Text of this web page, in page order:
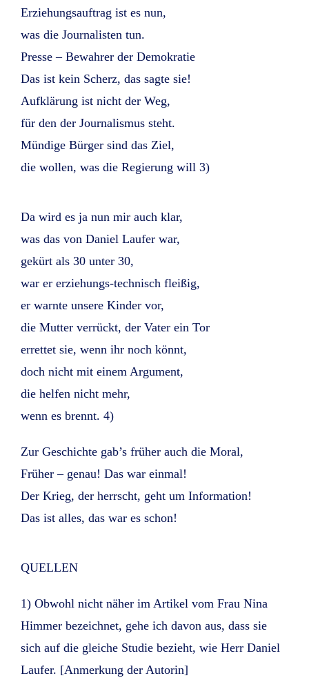
Erziehungsauftrag ist es nun,
was die Journalisten tun.
Presse – Bewahrer der Demokratie
Das ist kein Scherz, das sagte sie!
Aufklärung ist nicht der Weg,
für den der Journalismus steht.
Mündige Bürger sind das Ziel,
die wollen, was die Regierung will 3)
Da wird es ja nun mir auch klar,
was das von Daniel Laufer war,
gekürt als 30 unter 30,
war er erziehungs-technisch fleißig,
er warnte unsere Kinder vor,
die Mutter verrückt, der Vater ein Tor
errettet sie, wenn ihr noch könnt,
doch nicht mit einem Argument,
die helfen nicht mehr,
wenn es brennt. 4)
Zur Geschichte gab’s früher auch die Moral,
Früher – genau! Das war einmal!
Der Krieg, der herrscht, geht um Information!
Das ist alles, das war es schon!
QUELLEN
1) Obwohl nicht näher im Artikel vom Frau Nina
Himmer bezeichnet, gehe ich davon aus, dass sie
sich auf die gleiche Studie bezieht, wie Herr Daniel
Laufer. [Anmerkung der Autorin]